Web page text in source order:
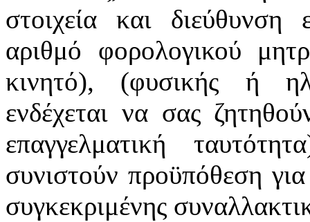
στοιχεία και διεύθυνση
αριθμό φορολογικού
κινητό), (φυσικής ή
ενδέχεται να σας
επαγγελματική
συνιστούν προϋπόθεση
συγκεκριμένης